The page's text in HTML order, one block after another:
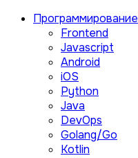
Программирование
Frontend
Javascript
Android
iOS
Python
Java
DevOps
Golang/Go
Kotlin